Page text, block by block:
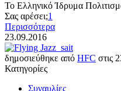
Το Ελληνικό Ίδρυμα
Σας αρέσει;1
Περισσότερα
23.09.2016
δημοσιεύθηκε από HFC στις
Κατηγορίες
Συναυλίες